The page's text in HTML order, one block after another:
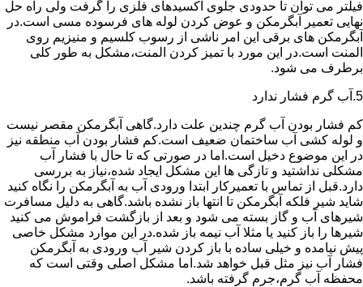
فیلتر می توان تا حدودی جلوی اکسیدهای فلزی را گرفت ولی راه حل
نهایی تعمیر آبگرمکن و عوض کردن لوله های فرسوده مسی است.در
آبگرمکن های برقی این امر ناشی از رسوب کلسیم و منیزیم روی
المنت است.در این مورد با تمیز کردن المنت،مشکل به طور کلی
برطرف می شود.
5.آب گرم فشار ندارد
کم فشار بودن آب گرم چندین علت دارد.گاهی آبگرمکن مقصر نیست
و لوله کشی آب ساختمان ضعیف است.کم فشار بودن آب منطقه نیز
در این موضوع دخیل است.اما در صورتی که تا حال با فشار آب
مشکلی نداشتید و تازگی ها این مشکل ایجاد شده،نیاز به بررسی
دارد.قبل از تماس با تعمیرکار ابتدا ورودی آب به آبگرمکن را نگاه کنید
شاید شیر فلکه آبگرمکن تا انتها باز نشده باشد.گاهی به دلیل مسافرت
شیرهای آب و گاز بسته می شود و بعد از بازگشت فراموش می کنید
شیرها را باز کنید یا مثلا آب نیمه باز شده.در این موارد مشکل خاصی
پیش نیامده و خیلی ساده با باز کردن شیر آب ورودی به آبگرمکن
فشار آب نیز مثل قبل خواهد شد.اما مشکل اصلی وقتی است که
محفظه آب گرم،جرم گرفته باشد.